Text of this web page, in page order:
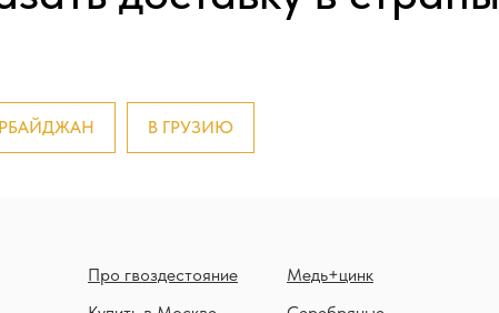
В ГРУЗИЮ
Про гвоздестояние
Медь+цинк